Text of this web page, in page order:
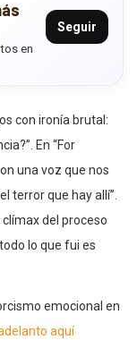
en
Seguir
con ironía brutal:
En “For
una voz que nos
terror que hay allí”.
del proceso
lo que fui es
emocional en
aquí